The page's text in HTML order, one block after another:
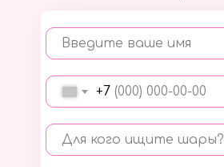
Введите ваше имя
+7
Для кого ищите шары?